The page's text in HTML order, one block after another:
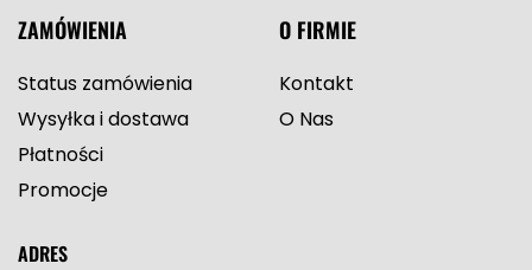
ZAMÓWIENIA
Status zamówienia
Wysyłka i dostawa
Płatności
Promocje
O FIRMIE
Kontakt
O Nas
ADRES